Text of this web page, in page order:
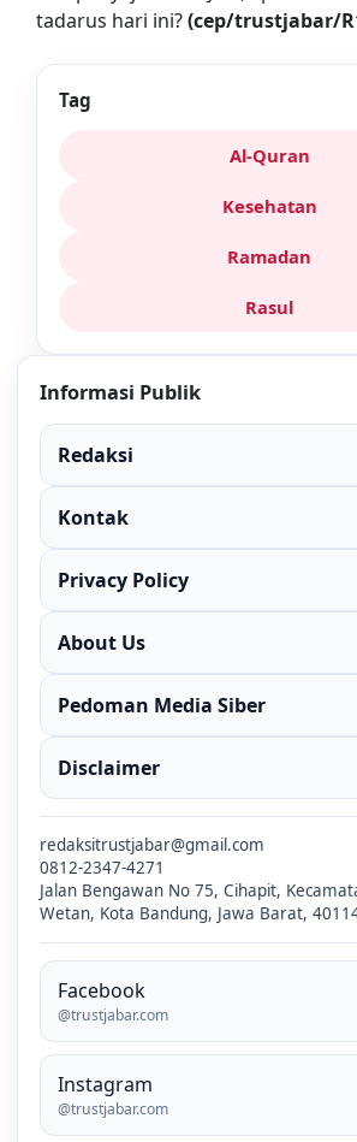
tadarus hari ini?(cep/trustjabar/
Tag
Al-Quran
Kesehatan
Ramadan
Rasul
Informasi Publik
Redaksi
Kontak
Privacy Policy
About Us
Pedoman Media Siber
Disclaimer
redaksitrustjabar@gmail.com
0812-2347-4271
Jalan Bengawan No 75, Cihapit,
Wetan, Kota Bandung, Jawa Barat,
Facebook
@trustjabar.com
Instagram
@trustjabar.com